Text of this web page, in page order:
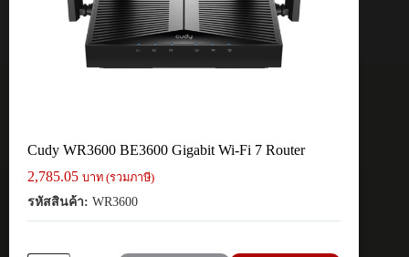
Cudy WR3600 BE3600 Gigabit Wi-Fi 7 Router
2,785.05 บาท (รวมภาษี)
รหัสสินค้า: WR3600